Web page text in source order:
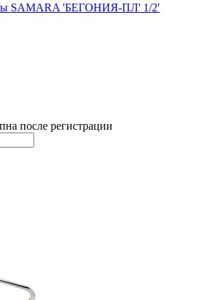
SAMARA 'БЕГОНИЯ-ПЛ' 1/2'
после регистрации